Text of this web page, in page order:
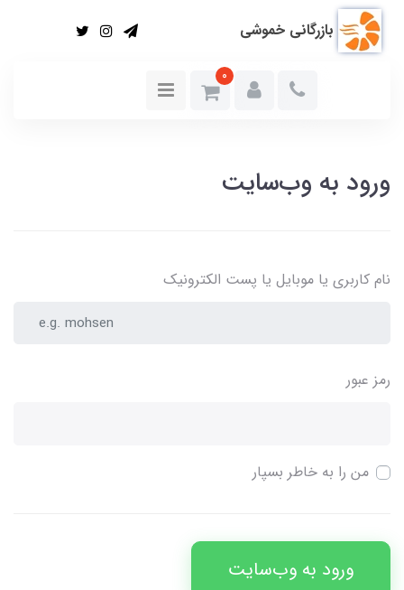
بازرگانی خموشی
0
ورود به وب‌سایت
نام کاربری یا موبایل یا پست الکترونیک
رمز عبور
من را به خاطر بسپار
ورود به وب‌سایت